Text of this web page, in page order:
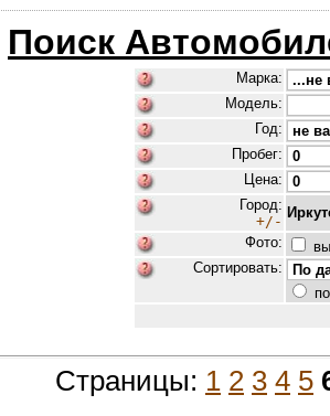
Поиск
Марка:
Модель:
Год:
Пробег:
Цена:
Город:
+/-
Фото:
Сортировать:
Страницы: 1 2 3 4 5